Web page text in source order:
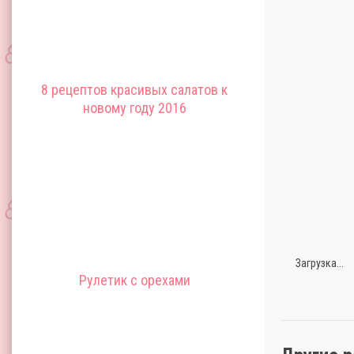
8 рецептов красивых салатов к
новому году 2016
Рулетик с орехами
Загрузка...